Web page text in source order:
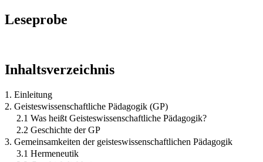
Leseprobe
Inhaltsverzeichnis
1. Einleitung
2. Geisteswissenschaftliche Pädagogik (GP)
2.1 Was heißt Geisteswissenschaftliche Pädagogik?
2.2 Geschichte der GP
3. Gemeinsamkeiten der geisteswissenschaftlichen Pädagogik
3.1 Hermeneutik